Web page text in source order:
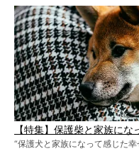
【特集】保護柴と家族にな
“保護犬と家族になって感じた幸